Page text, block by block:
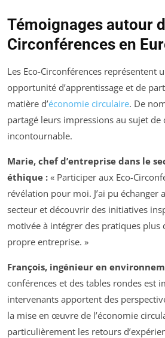
Témoignages autour
Circonférences en
Les Eco-Circonférences représentent
opportunité d’apprentissage et de
matière d’économie circulaire. De
partagé leurs impressions au sujet de
incontournable.
Marie, chef d’entreprise dans le
éthique : « Participer aux Eco-
révélation pour moi. J’ai pu échanger
secteur et découvrir des initiatives
motivée à intégrer des pratiques plus
propre entreprise. »
François, ingénieur en
conférences et des tables rondes est
intervenants apportent des
la mise en œuvre de l’économie
particulièrement les retours